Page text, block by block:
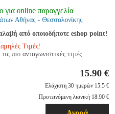
για online παραγγελία
Αθήνας - Θεσσαλονίκης
από οποιοδήποτε eshop point!
Τιμές!
πιο ανταγωνιστικές τιμές
15.90 €
Ελάχιστη 30 ημερών 15.5 €
Προτεινόμενη λιανική 18.90 €